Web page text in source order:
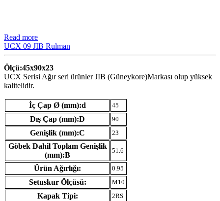
Read more
UCX 09 JIB Rulman
Ölçü:45x90x23
UCX Serisi Ağır seri ürünler JIB (Güneykore)Markası olup yüksek
kalitelidir.
İç Çap Ø (mm):d 45
Dış Çap (mm):D 90
Genişlik (mm):C 23
Göbek Dahil Toplam Genişlik
(mm):B
51.6
Ürün Ağırlığı: 0.95
Setuskur Ölçüsü: M10
Kapak Tipi: 2RS